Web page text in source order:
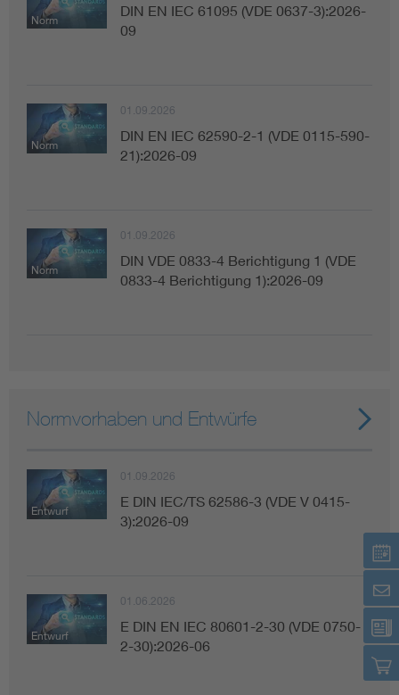
Norm
DIN EN IEC 61095 (VDE 0637-3):2026-
09
Norm
01.09.2026
DIN EN IEC 62590-2-1 (VDE 0115-590-
21):2026-09
Norm
01.09.2026
DIN VDE 0833-4 Berichtigung 1 (VDE
0833-4 Berichtigung 1):2026-09
Normvorhaben und Entwürfe
Entwurf
01.09.2026
E DIN IEC/TS 62586-3 (VDE V 0415-
3):2026-09
Entwurf
01.06.2026
E DIN EN IEC 80601-2-30 (VDE 0750-
2-30):2026-06